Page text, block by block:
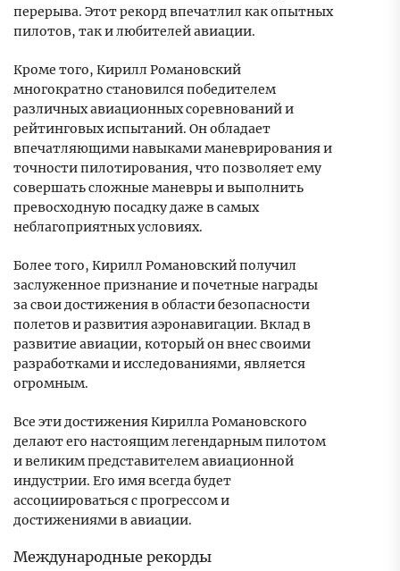
перерыва. Этот рекорд впечатлил как опытных
пилотов, так и любителей авиации.
Кроме того, Кирилл Романовский
многократно становился победителем
различных авиационных соревнований и
рейтинговых испытаний. Он обладает
впечатляющими навыками маневрирования и
точности пилотирования, что позволяет ему
совершать сложные маневры и выполнить
превосходную посадку даже в самых
неблагоприятных условиях.
Более того, Кирилл Романовский получил
заслуженное признание и почетные награды
за свои достижения в области безопасности
полетов и развития аэронавигации. Вклад в
развитие авиации, который он внес своими
разработками и исследованиями, является
огромным.
Все эти достижения Кирилла Романовского
делают его настоящим легендарным пилотом
и великим представителем авиационной
индустрии. Его имя всегда будет
ассоциироваться с прогрессом и
достижениями в авиации.
Международные рекорды